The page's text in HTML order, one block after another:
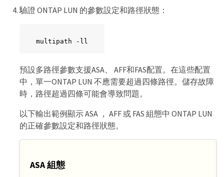
驗證 ONTAP LUN 的參數設定和路徑狀態：
multipath -ll
預設多路徑參數支援ASA、 AFF和FAS配置。在這些配置
中，單一ONTAP LUN 不應需要超過四條路徑。儲存故障
時，路徑超過四條可能會導致問題。
以下輸出範例顯示 ASA ， AFF 或 FAS 組態中 ONTAP LUN
的正確參數設定和路徑狀態。
ASA 組態